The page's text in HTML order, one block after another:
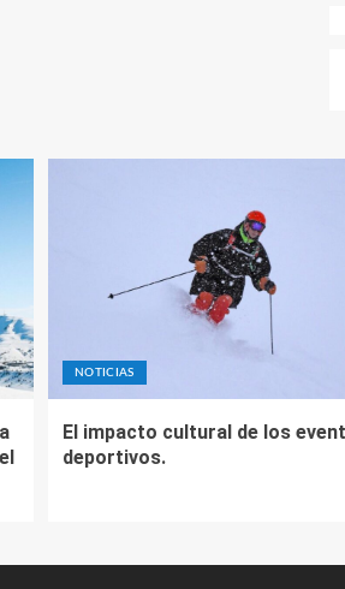
NOTICIAS
El impacto cultural de los
deportivos.